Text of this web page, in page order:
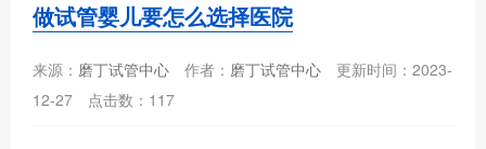
做试管婴儿要怎么选择医院
来源： 磨丁试管中心 作者： 磨丁试管中心
更新时间：2023-
12-27
点击数： 117